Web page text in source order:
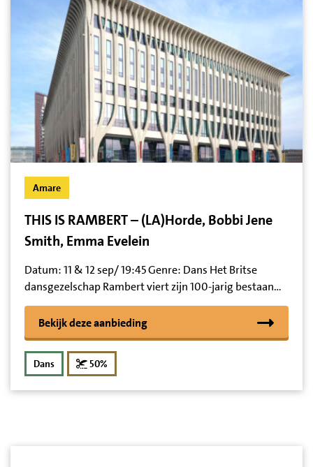
Amare
THIS IS RAMBERT – (LA)Horde, Bobbi Jene
Smith, Emma Evelein
Datum: 11 & 12 sep/ 19:45 Genre: Dans Het Britse
dansgezelschap Rambert viert zijn 100-jarig bestaan…
Bekijk deze aanbieding
Dans 50%